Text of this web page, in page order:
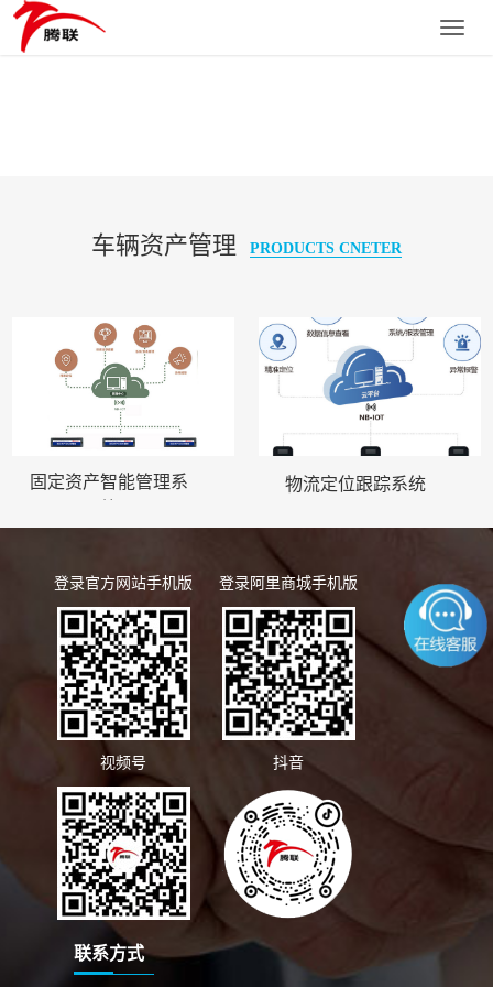
Toggle
车辆资产管理 PRODUCTS CNETER
固定资产智能管理系
物流定位跟踪系统
登录官方网站手机版 登录阿里商城手机版
视频号 抖音
联系方式